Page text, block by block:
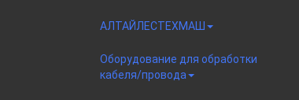
АЛТАЙЛЕСТЕХМАШ
Оборудование для обработки
кабеля/провода